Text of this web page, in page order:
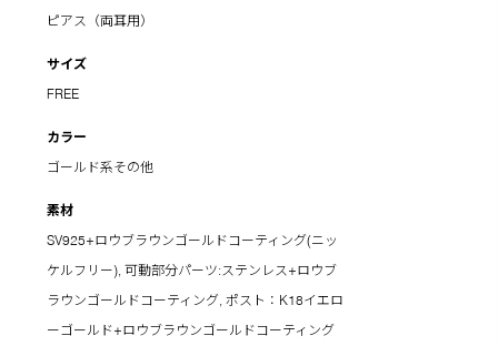
ピアス（両耳用）
サイズ
FREE
カラー
ゴールド系その他
素材
SV925+ロウブラウンゴールドコーティング(ニッ
ケルフリー), 可動部分パーツ:ステンレス+ロウブ
ラウンゴールドコーティング, ポスト：K18イエロ
ーゴールド+ロウブラウンゴールドコーティング